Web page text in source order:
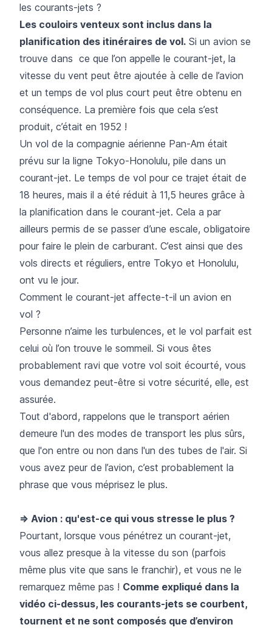
les courants-jets ?
Les couloirs venteux sont inclus dans la
planification des itinéraires de vol. Si un avion se
trouve dans ce que l’on appelle le courant-jet, la
vitesse du vent peut être ajoutée à celle de l’avion
et un temps de vol plus court peut être obtenu en
conséquence. La première fois que cela s’est
produit, c’était en 1952 !
Un vol de la compagnie aérienne Pan-Am était
prévu sur la ligne Tokyo-Honolulu, pile dans un
courant-jet. Le temps de vol pour ce trajet était de
18 heures, mais il a été réduit à 11,5 heures grâce à
la planification dans le courant-jet. Cela a par
ailleurs permis de se passer d’une escale, obligatoire
pour faire le plein de carburant. C’est ainsi que des
vols directs et réguliers, entre Tokyo et Honolulu,
ont vu le jour.
Comment le courant-jet affecte-t-il un avion en
vol ?
Personne n’aime les turbulences, et le vol parfait est
celui où l’on trouve le sommeil. Si vous êtes
probablement ravi que votre vol soit écourté, vous
vous demandez peut-être si votre sécurité, elle, est
assurée.
Tout d'abord, rappelons que le transport aérien
demeure l'un des modes de transport les plus sûrs,
que l'on entre ou non dans l'un des tubes de l'air. Si
vous avez peur de l’avion, c’est probablement la
phrase que vous méprisez le plus.
=> Avion : qu'est-ce qui vous stresse le plus ?
Pourtant, lorsque vous pénétrez un courant-jet,
vous allez presque à la vitesse du son (parfois
même plus vite que sans le franchir), et vous ne le
remarquez même pas ! Comme expliqué dans la
vidéo ci-dessus, les courants-jets se courbent,
tournent et ne sont composés que d’environ